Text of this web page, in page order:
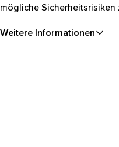
mögliche Sicherheitsrisiken
Weitere Informationen